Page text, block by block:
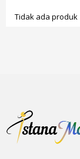
Tidak ada produk